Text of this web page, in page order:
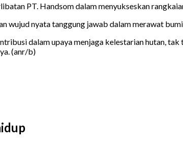
PT. Handsom dalam menyukseskan
wujud nyata tanggung jawab dalam merawat
dalam upaya menjaga kelestarian hutan,
(anr/b)